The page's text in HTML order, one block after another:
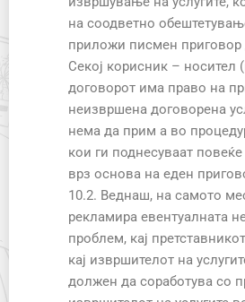
на соодветно
приложи писмен приговор
Секој корисник – носител
договорот има право на
неизвршена договорена
нема да прим а во
кои ги поднесуваат
врз основа на еден
10.2. Веднаш, на самото
рекламира евентуалната
проблем, кај
кај извршителот на
должен да соработува со